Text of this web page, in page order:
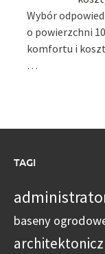
Wybór
o powierzchni
komfortu i
…
TAGI
baseny